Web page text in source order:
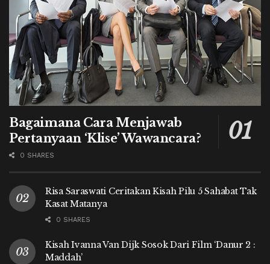
Bagaimana Cara Menjawab
Pertanyaan ‘Klise’ Wawancara?
0 SHARES
Risa Saraswati Ceritakan Kisah Pilu 5 Sahabat Tak
Kasat Matanya
0 SHARES
Kisah Ivanna Van Dijk Sosok Dari Film ‘Danur 2 :
Maddah’